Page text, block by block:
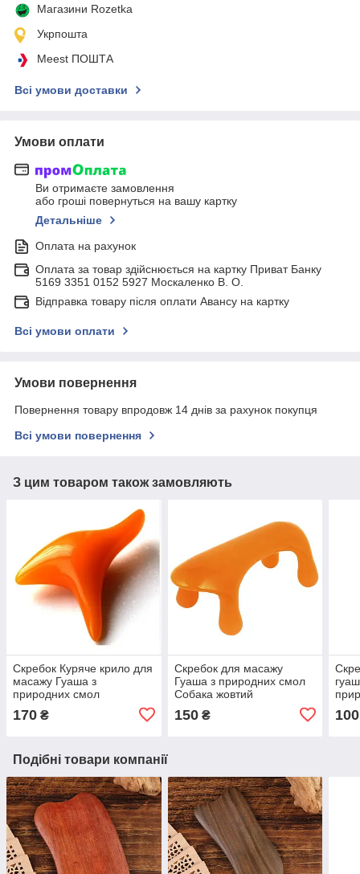
Магазини Rozetka
Укрпошта
Meest ПОШТА
Всі умови доставки
Умови оплати
Ви отримаєте замовлення
або гроші повернуться на вашу картку
Детальніше
Оплата на рахунок
Оплата за товар здійснюється на картку Приват Банку
5169 3351 0152 5927 Москаленко В. О.
Відправка товару після оплати Авансу на картку
Всі умови оплати
Умови повернення
Повернення товару впродовж 14 днів за рахунок покупця
Всі умови повернення
З цим товаром також замовляють
Скребок Куряче крило для
масажу Гуаша з
природних смол
170 ₴
Скребок для масажу
Гуаша з природних смол
Собака жовтий
150₴ 100
Подібні товари компанії